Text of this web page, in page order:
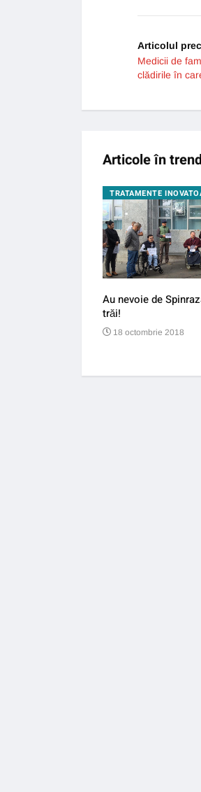
Articolul
Medicii de
clădirile în
Articole în
TRATAMENTE
Au nevoie de
trăi!
18 octombrie 2018